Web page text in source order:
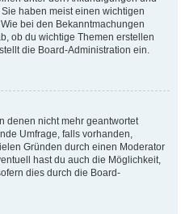
haben meist einen wichtigen
bei den Bekanntmachungen
ob du wichtige Themen erstellen
die Board-Administration ein.
denen nicht mehr geantwortet
Umfrage, falls vorhanden,
Gründen durch einen Moderator
hast du auch die Möglichkeit,
dies durch die Board-